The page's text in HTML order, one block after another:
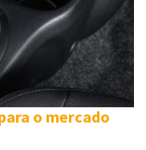
o mercado